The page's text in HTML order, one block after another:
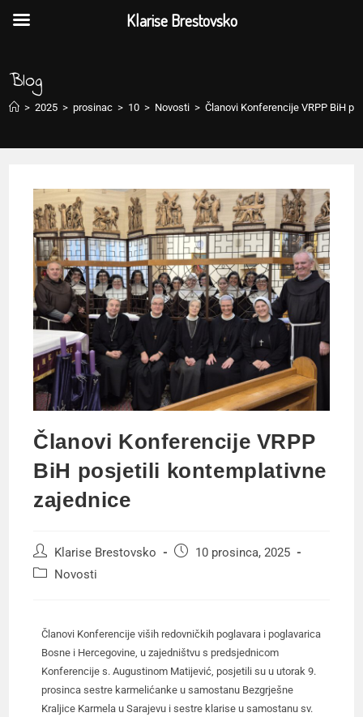
Blog
> 2025 > prosinac > 10 > Novosti > Članovi Konferencije VRPP BiH
Članovi Konferencije VRPP
BiH posjetili kontemplativne
zajednice
Klarise Brestovsko
10 prosinca, 2025
Novosti
Članovi Konferencije viših redovničkih poglavara i poglavarica
Bosne i Hercegovine, u zajedništvu s predsjednicom
Konferencije s. Augustinom Matijević, posjetili su u utorak 9.
prosinca sestre karmelićanke u samostanu Bezgrješne
Kraljice Karmela u Sarajevu i sestre klarise u samostanu sv.
Klarise Brestovsko